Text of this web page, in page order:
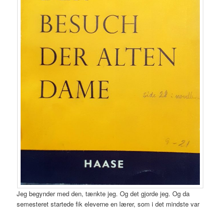
Jeg begynder med den, tænkte jeg. Og det gjorde jeg. Og da
semesteret startede fik eleverne en lærer, som i det mindste var